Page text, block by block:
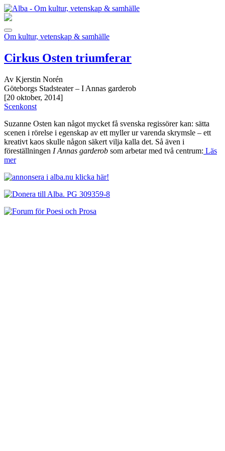
Om kultur, vetenskap & samhälle
Cirkus Osten triumferar
Av Kjerstin Norén
Göteborgs Stadsteater – I Annas garderob
[20 oktober, 2014]
Scenkonst
Suzanne Osten kan något mycket få svenska regissörer kan: sätta
scenen i rörelse i egenskap av ett myller ur varenda skrymsle – ett
kreativt kaos skulle någon säkert vilja kalla det. Så även i
föreställningen I Annas garderob som arbetar med två centrum: Läs
mer